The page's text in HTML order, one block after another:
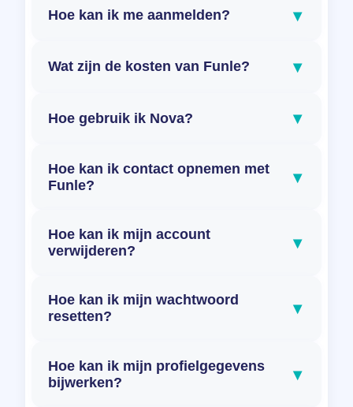
Hoe kan ik me aanmelden? ▾
Wat zijn de kosten van Funle? ▾
Hoe gebruik ik Nova? ▾
Hoe kan ik contact opnemen met
Funle?
▾
Hoe kan ik mijn account
verwijderen?
▾
Hoe kan ik mijn wachtwoord
resetten?
▾
Hoe kan ik mijn profielgegevens
bijwerken?
▾